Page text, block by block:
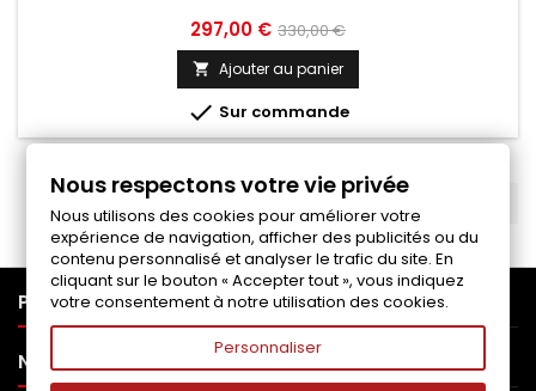
Prix
297,00 € Prix
de
base
330,00 €
 Ajouter au panier
 Sur commande
PRODUITS
NOTRE SOCIÉTÉ
Nous respectons votre vie privée
Nous utilisons des cookies pour améliorer votre
expérience de navigation, afficher des publicités ou du
contenu personnalisé et analyser le trafic du site. En
cliquant sur le bouton « Accepter tout », vous indiquez
votre consentement à notre utilisation des cookies.
Personnaliser